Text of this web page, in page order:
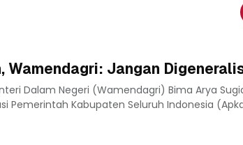
Wamendagri: Jangan
Dalam Negeri (Wamendagri) Bima Arya
Pemerintah Kabupaten Seluruh Indonesia